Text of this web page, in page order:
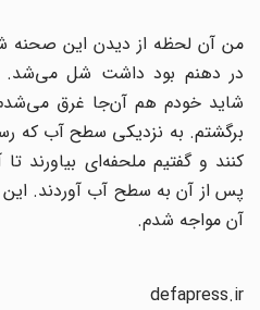
من آن لحظه از دیدن این صحنه
در دهنم بود داشت شل می‌شد.
شاید خودم هم آن‌جا غرق
برگشتم. به نزدیکی سطح آب که
کنند و گفتیم ملحفه‌ای بیاورند تا
پس از آن به سطح آب آوردند. این
آن مواجه شدم.
defapress.ir